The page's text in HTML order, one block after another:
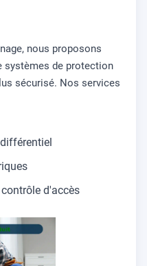
nous proposons
systèmes de protection
sécurisé. Nos services
d'accès